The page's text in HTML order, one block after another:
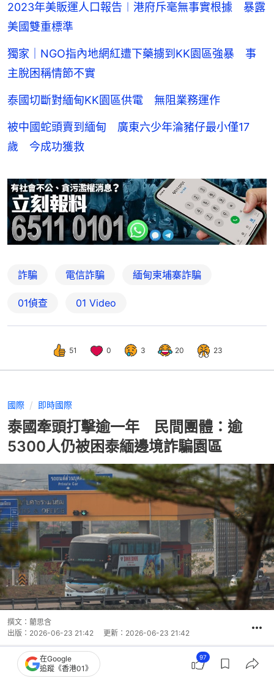
2023年美販運人口報告︱港府斥毫無事實根據 暴露
美國雙重標準
獨家｜NGO指內地網紅遭下藥擄到KK園區強暴 事
主脫困稱情節不實
泰國切斷對緬甸KK園區供電 無阻業務運作
被中國蛇頭賣到緬甸 廣東六少年淪豬仔最小僅17
歲 今成功獲救
詐騙 電信詐騙 緬甸柬埔寨詐騙
01偵查 01 Video
51 0 3 20 23
國際 即時國際
泰國牽頭打擊逾一年 民間團體：逾
5300人仍被困泰緬邊境詐騙園區
撰文： 藺思含
出版： 2026-06-23 21:42 更新： 2026-06-23 21:42
在Google
追蹤《香港01》
97